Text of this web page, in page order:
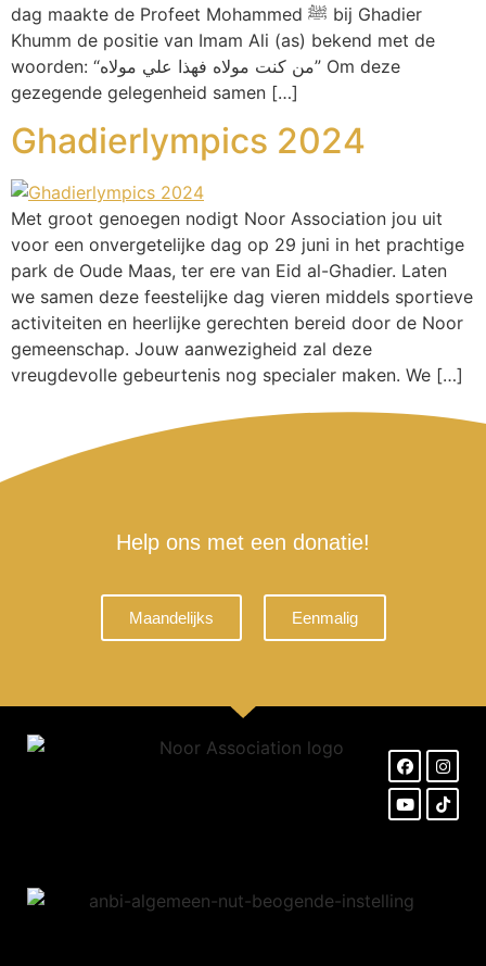
dag maakte de Profeet Mohammed ﷺ bij Ghadier
Khumm de positie van Imam Ali (as) bekend met de
woorden: “من كنت مولاه فهذا علي مولاه” Om deze
gezegende gelegenheid samen […]
Ghadierlympics 2024
Met groot genoegen nodigt Noor Association jou uit
voor een onvergetelijke dag op 29 juni in het prachtige
park de Oude Maas, ter ere van Eid al-Ghadier. Laten
we samen deze feestelijke dag vieren middels sportieve
activiteiten en heerlijke gerechten bereid door de Noor
gemeenschap. Jouw aanwezigheid zal deze
vreugdevolle gebeurtenis nog specialer maken. We […]
Help ons met een donatie!
Maandelijks Eenmalig